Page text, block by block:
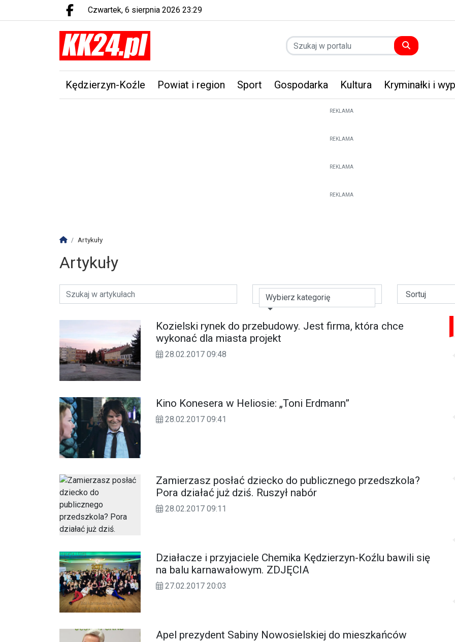
Facebook.com
czwartek, 6 sierpnia 2026 23:29
Kędzierzyn-Koźle Powiat i region Sport Gospodarka Kultura Kryminałki i
REKLAMA
REKLAMA
REKLAMA
REKLAMA
Strona główna
Artykuły
Artykuły
Wybierz kategorię
Kozielski rynek do przebudowy. Jest firma, która chce
wykonać dla miasta projekt
28.02.2017 09:48
Kino Konesera w Heliosie: „Toni Erdmann”
28.02.2017 09:41
Zamierzasz posłać dziecko do publicznego przedszkola?
Pora działać już dziś. Ruszył nabór
28.02.2017 09:11
Działacze i przyjaciele Chemika Kędzierzyn-Koźlu bawili się
na balu karnawałowym. ZDJĘCIA
27.02.2017 20:03
Apel prezydent Sabiny Nowosielskiej do mieszkańców